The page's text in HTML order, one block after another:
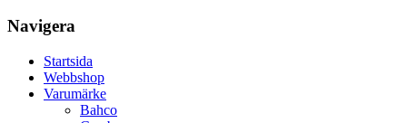
Navigera
Startsida
Webbshop
Varumärke
Bahco